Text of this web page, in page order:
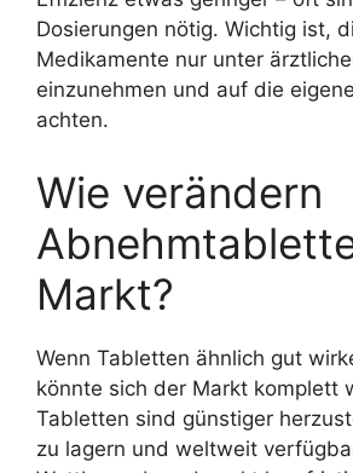
Dosierungen nötig. Wichtig ist,
Medikamente nur unter
einzunehmen und auf die
achten.
Wie verändern
Markt?
Wenn Tabletten ähnlich gut
könnte sich der Markt komplett
Tabletten sind günstiger
zu lagern und weltweit